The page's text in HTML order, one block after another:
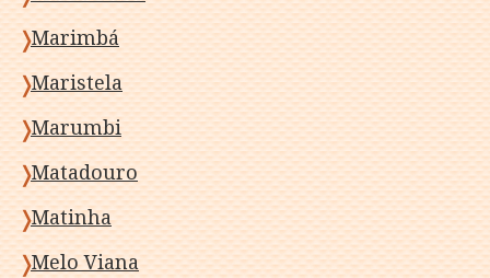
Marimbá
Maristela
Marumbi
Matadouro
Matinha
Melo Viana